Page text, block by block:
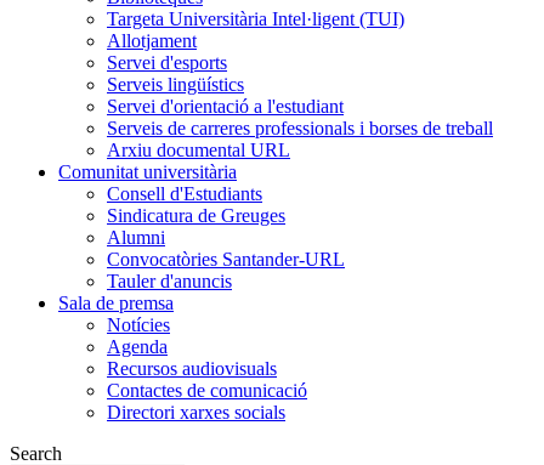
Targeta Universitària Intel·ligent (TUI)
Allotjament
Servei d'esports
Serveis lingüístics
Servei d'orientació a l'estudiant
Serveis de carreres professionals i borses de treball
Arxiu documental URL
Comunitat universitària
Consell d'Estudiants
Sindicatura de Greuges
Alumni
Convocatòries Santander-URL
Tauler d'anuncis
Sala de premsa
Notícies
Agenda
Recursos audiovisuals
Contactes de comunicació
Directori xarxes socials
Search